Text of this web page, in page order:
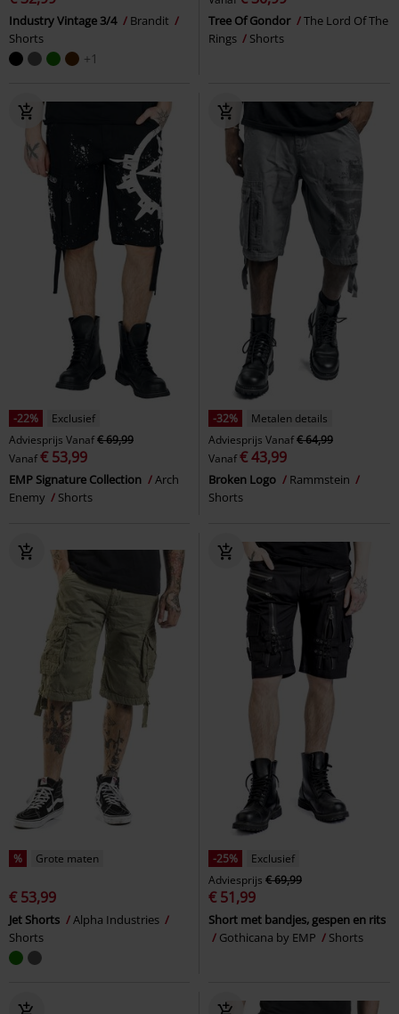
Industry Vintage 3/4
Brandit
Shorts
+1
Tree Of Gondor
The Lord Of The
Rings
Shorts
-22%
Exclusief
Adviesprijs Vanaf€ 69,99
Vanaf€ 53,99
EMP Signature Collection
Arch
Enemy
Shorts
-32%
Metalen details
Adviesprijs Vanaf€ 64,99
Vanaf€ 43,99
Broken Logo
Rammstein
Shorts
% Grote maten
€ 53,99
Jet Shorts
Alpha Industries
Shorts
-25%
Exclusief
Adviesprijs € 69,99
€ 51,99
Short met bandjes, gespen en rits
Gothicana by EMP
Shorts